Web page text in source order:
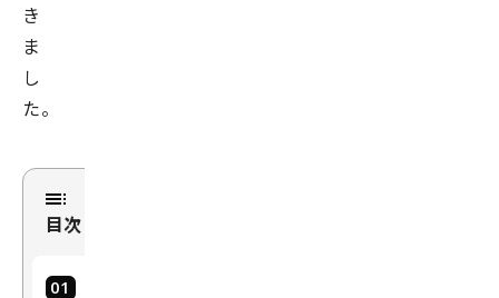
き
ま
し
た。
目次